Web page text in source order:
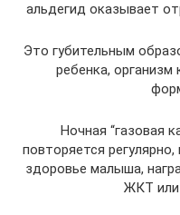
альдегид оказывает
Это губительным
ребенка, организм
Ночная “газовая
повторяется
здоровье малыша,
ЖКТ или